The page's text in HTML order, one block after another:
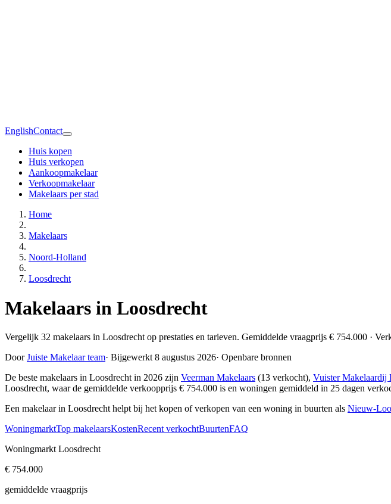
EnglishContact
Huis kopen
Huis verkopen
Aankoopmakelaar
Verkoopmakelaar
Makelaars per stad
Home
Makelaars
Noord-Holland
Loosdrecht
Makelaars in Loosdrecht
Vergelijk 32 makelaars in Loosdrecht op prestaties en tarieven. Gemiddelde vraagprijs € 754.000 ·
DoorJuiste Makelaar team· Bijgewerkt 8 augustus 2026· Openbare bronnen
De beste makelaars in Loosdrecht in 2026 zijn Veerman Makelaars (13 verkocht), Vuister Makelaardij
Loosdrecht, waar de gemiddelde verkoopprijs € 754.000 is en woningen gemiddeld in 25 dagen
Een makelaar in Loosdrecht helpt bij het kopen of verkopen van een woning in buurten als Nieuw-
WoningmarktTop makelaarsKostenRecent verkochtBuurtenFAQ
Woningmarkt Loosdrecht
€ 754.000
gemiddelde vraagprijs